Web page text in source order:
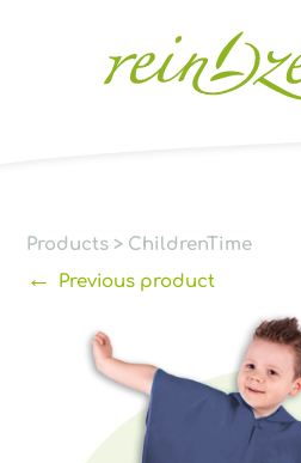
Products > ChildrenTime
← Previous product